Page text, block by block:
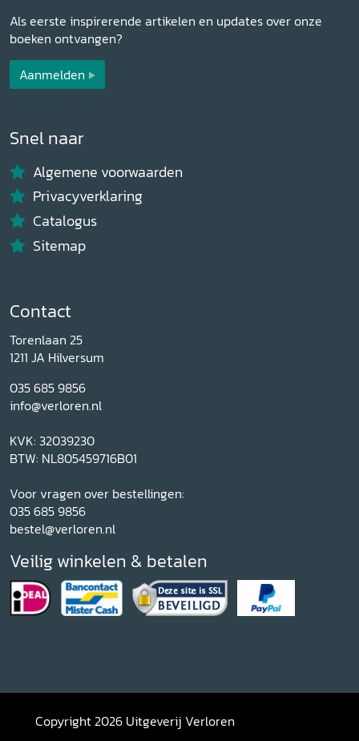
Als eerste inspirerende artikelen en updates over onze
boeken ontvangen?
Aanmelden
Snel naar
Algemene voorwaarden
Privacyverklaring
Catalogus
Sitemap
Contact
Torenlaan 25
1211 JA Hilversum
035 685 9856
info@verloren.nl
KVK: 32039230
BTW: NL805459716B01
Voor vragen over bestellingen:
035 685 9856
bestel@verloren.nl
Veilig winkelen & betalen
Copyright 2026 Uitgeverij Verloren